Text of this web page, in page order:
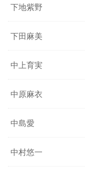
下地紫野
下田麻美
中上育実
中原麻衣
中島愛
中村悠一